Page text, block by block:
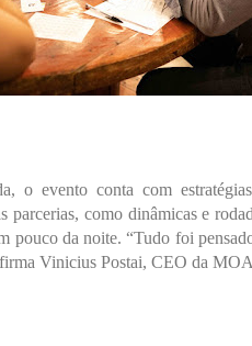
o evento conta com
parcerias, como dinâmicas e
pouco da noite. “Tudo foi
Vinicius Postai, CEO da